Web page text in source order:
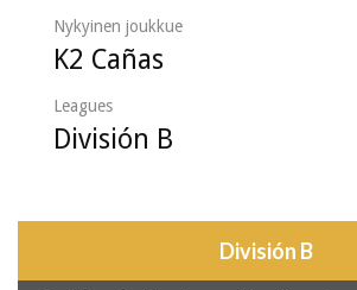
Nykyinen joukkue
K2 Cañas
Leagues
División B
División B